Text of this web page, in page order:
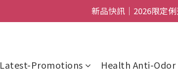
全館$800免運｜任搭
父親節禮盒登場｜把舒適
全館$800免運｜任搭
Latest-Promotions Health Anti-Odor